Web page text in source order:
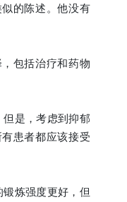
的陈述。他没有
包括治疗和药物
但是，考虑到抑郁
患者都应该接受
炼强度更好，但